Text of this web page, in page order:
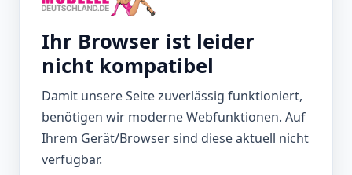
Ihr Browser ist leider
nicht kompatibel
Damit unsere Seite zuverlässig funktioniert,
benötigen wir moderne Webfunktionen. Auf
Ihrem Gerät/Browser sind diese aktuell nicht
verfügbar.